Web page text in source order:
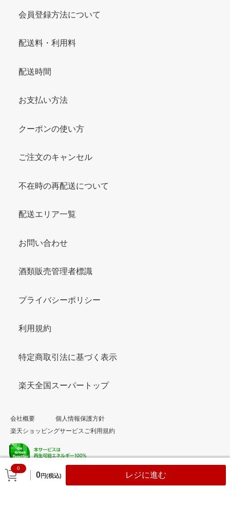
0
0円(税込) レジに進む
会員登録方法について
配送料・利用料
配送時間
お支払い方法
クーポンの使い方
ご注文のキャンセル
不在時の再配送について
配送エリア一覧
お問い合わせ
酒類販売管理者標識
プライバシーポリシー
利用規約
特定商取引法に基づく表示
楽天全国スーパートップ
会社概要
個人情報保護方針
楽天ショッピングサービスご利用規約
© Rakuten Group, Inc.